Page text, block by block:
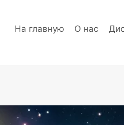
На главную О нас